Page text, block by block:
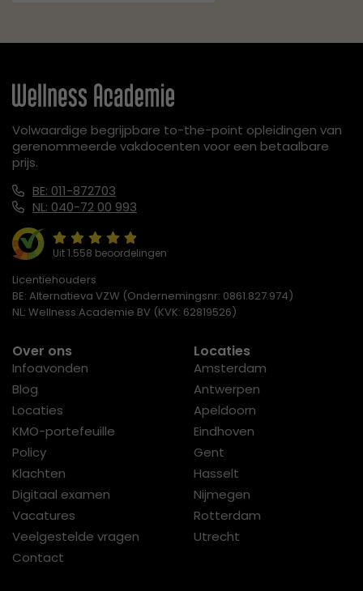
Volwaardige begrijpbare to-the-point opleidingen van
gerenommeerde vakdocenten voor een betaalbare
prijs.
BE: 011-872703
NL: 040-72 00 993
Uit 1.558 beoordelingen
Licentiehouders
BE: Alternatieva VZW (Ondernemingsnr: 0861.827.974)
NL: Wellness Academie BV (KVK: 62819526)
Over ons
Infoavonden
Blog
Locaties
KMO-portefeuille
Policy
Klachten
Digitaal examen
Vacatures
Veelgestelde vragen
Contact
Locaties
Amsterdam
Antwerpen
Apeldoorn
Eindhoven
Gent
Hasselt
Nijmegen
Rotterdam
Utrecht